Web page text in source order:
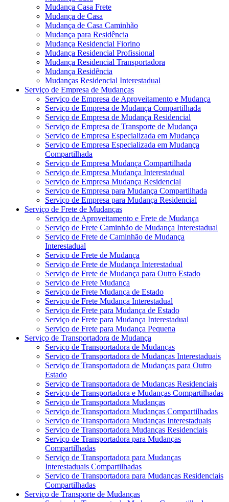
Mudança Casa Frete
Mudança de Casa
Mudança de Casa Caminhão
Mudança para Residência
Mudança Residencial Fiorino
Mudança Residencial Profissional
Mudança Residencial Transportadora
Mudança Residência
Mudanças Residencial Interestadual
Serviço de Empresa de Mudanças
Serviço de Empresa de Aproveitamento e Mudança
Serviço de Empresa de Mudança Compartilhada
Serviço de Empresa de Mudança Residencial
Serviço de Empresa de Transporte de Mudança
Serviço de Empresa Especializada em Mudança
Serviço de Empresa Especializada em Mudança
Compartilhada
Serviço de Empresa Mudança Compartilhada
Serviço de Empresa Mudança Interestadual
Serviço de Empresa Mudança Residencial
Serviço de Empresa para Mudança Compartilhada
Serviço de Empresa para Mudança Residencial
Serviço de Frete de Mudanças
Serviço de Aproveitamento e Frete de Mudança
Serviço de Frete Caminhão de Mudança Interestadual
Serviço de Frete de Caminhão de Mudança
Interestadual
Serviço de Frete de Mudança
Serviço de Frete de Mudança Interestadual
Serviço de Frete de Mudança para Outro Estado
Serviço de Frete Mudança
Serviço de Frete Mudança de Estado
Serviço de Frete Mudança Interestadual
Serviço de Frete para Mudança de Estado
Serviço de Frete para Mudança Interestadual
Serviço de Frete para Mudança Pequena
Serviço de Transportadora de Mudança
Serviço de Transportadora de Mudanças
Serviço de Transportadora de Mudanças Interestaduais
Serviço de Transportadora de Mudanças para Outro
Estado
Serviço de Transportadora de Mudanças Residenciais
Serviço de Transportadora e Mudanças Compartilhadas
Serviço de Transportadora Mudanças
Serviço de Transportadora Mudanças Compartilhadas
Serviço de Transportadora Mudanças Interestaduais
Serviço de Transportadora Mudanças Residenciais
Serviço de Transportadora para Mudanças
Compartilhadas
Serviço de Transportadora para Mudanças
Interestaduais Compartilhadas
Serviço de Transportadora para Mudanças Residenciais
Compartilhadas
Serviço de Transporte de Mudanças